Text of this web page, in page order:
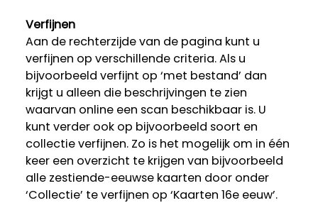
Verfijnen
Aan de rechterzijde van de pagina kunt u
verfijnen op verschillende criteria. Als u
bijvoorbeeld verfijnt op ‘met bestand’ dan
krijgt u alleen die beschrijvingen te zien
waarvan online een scan beschikbaar is. U
kunt verder ook op bijvoorbeeld soort en
collectie verfijnen. Zo is het mogelijk om in één
keer een overzicht te krijgen van bijvoorbeeld
alle zestiende-eeuwse kaarten door onder
‘Collectie’ te verfijnen op ‘Kaarten 16e eeuw’.